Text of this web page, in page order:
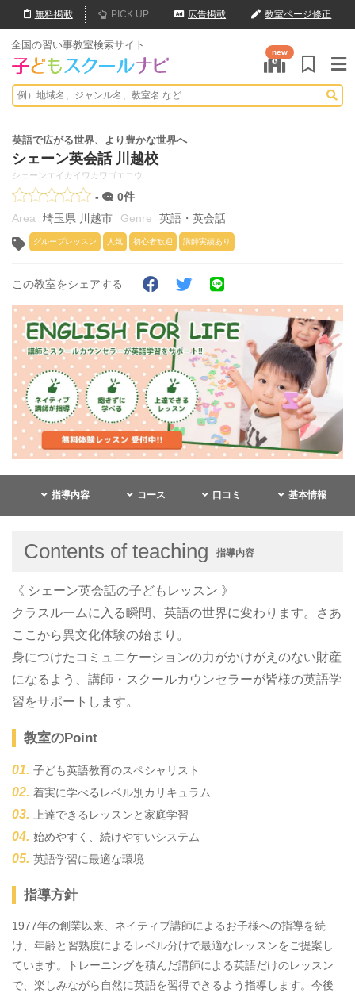
無料掲載 PICK UP 広告掲載 教室ページ修正
全国の習い事教室検索サイト
new
英語で広がる世界、より豊かな世界へ
シェーン英会話 川越校
シェーンエイカイワカワゴエコウ
-
0件
埼玉県 川越市
英語・英会話
グループレッスン 人気 初心者歓迎 講師実績あり
この教室をシェアする
指導内容 コース 口コミ 基本情報
Contents of teaching 指導内容
《 シェーン英会話の子どもレッスン 》
クラスルームに入る瞬間、英語の世界に変わります。さあ
ここから異文化体験の始まり。
身につけたコミュニケーションの力がかけがえのない財産
になるよう、講師・スクールカウンセラーが皆様の英語学
習をサポートします。
教室のPoint
子ども英語教育のスペシャリスト
着実に学べるレベル別カリキュラム
上達できるレッスンと家庭学習
始めやすく、続けやすいシステム
英語学習に最適な環境
指導方針
1977年の創業以来、ネイティブ講師によるお子様への指導を続
け、年齢と習熟度によるレベル分けで最適なレッスンをご提案し
ています。トレーニングを積んだ講師による英語だけのレッスン
で、楽しみながら自然に英語を習得できるよう指導します。今後